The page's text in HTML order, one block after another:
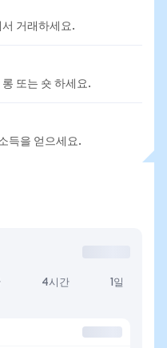
서 거래하세요.
또는 숏 하세요.
득을 얻으세요.
4시간 1일